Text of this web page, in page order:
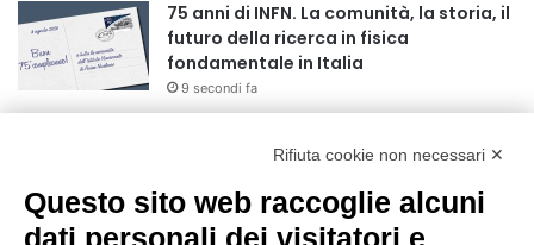
75 anni di INFN. La comunità, la storia, il
futuro della ricerca in fisica
fondamentale in Italia
9 secondi fa
nel pieno della stagione turistica
Grande partecipazione alla Festa della
Rifiuta cookie non necessari ✕
Questo sito web raccoglie alcuni
dati personali dei visitatori e